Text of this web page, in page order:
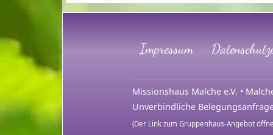
Impressum
Missionshaus Malche e.V. •
Unverbindliche
(Der Link zum Gruppenhaus-Angebot